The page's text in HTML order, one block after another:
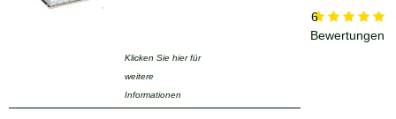
Klicken Sie hier für
weitere
Informationen
6
Bewertungen